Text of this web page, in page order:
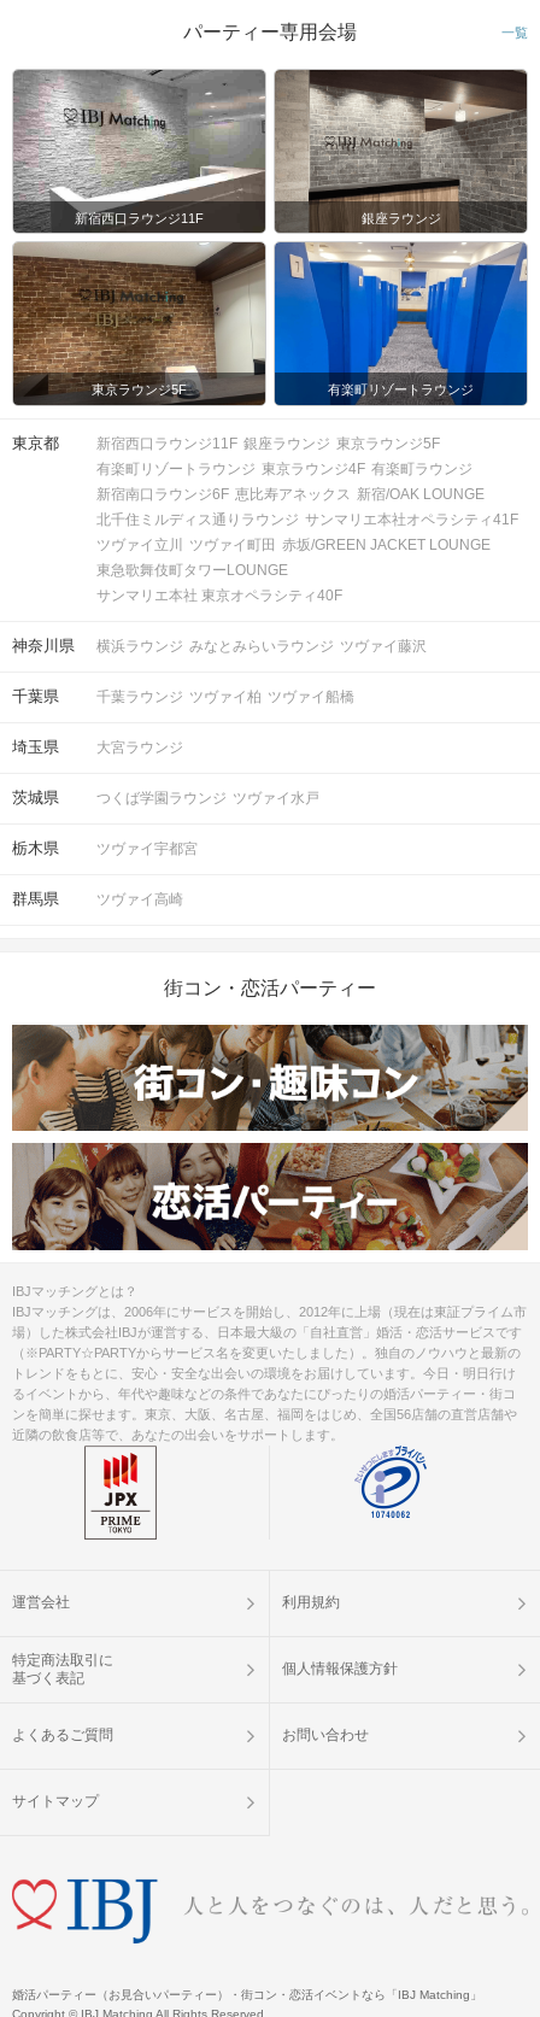
パーティー専用会場 一覧
新宿西口ラウンジ11F 銀座ラウンジ
東京ラウンジ5F 有楽町リゾートラウンジ
東京都 新宿西口ラウンジ11F 銀座ラウンジ 東京ラウンジ5F
有楽町リゾートラウンジ 東京ラウンジ4F 有楽町ラウンジ
新宿南口ラウンジ6F 恵比寿アネックス 新宿/OAK LOUNGE
北千住ミルディス通りラウンジ サンマリエ本社オペラシティ41F
ツヴァイ立川
ツヴァイ町田 赤坂/GREEN JACKET LOUNGE
東急歌舞伎町タワーLOUNGE
サンマリエ本社 東京オペラシティ40F
神奈川県 横浜ラウンジ みなとみらいラウンジ ツヴァイ藤沢
千葉県 千葉ラウンジ ツヴァイ柏 ツヴァイ船橋
埼玉県 大宮ラウンジ
茨城県 つくば学園ラウンジ ツヴァイ水戸
栃木県 ツヴァイ宇都宮
群馬県 ツヴァイ高崎
街コン・恋活パーティー
IBJマッチングとは？
IBJマッチングは、2006年にサービスを開始し、2012年に上場（現在は東証プライム市
場）した株式会社IBJが運営する、日本最大級の「自社直営」婚活・恋活サービスです
（※PARTY☆PARTYからサービス名を変更いたしました）。独自のノウハウと最新の
トレンドをもとに、安心・安全な出会いの環境をお届けしています。今日・明日行け
るイベントから、年代や趣味などの条件であなたにぴったりの婚活パーティー・街コ
ンを簡単に探せます。東京、大阪、名古屋、福岡をはじめ、全国56店舗の直営店舗や
近隣の飲食店等で、あなたの出会いをサポートします。
運営会社 利用規約
特定商法取引に
基づく表記
個人情報保護方針
よくあるご質問 お問い合わせ
サイトマップ
婚活パーティー（お見合いパーティー）・街コン・恋活イベントなら「IBJ Matching」